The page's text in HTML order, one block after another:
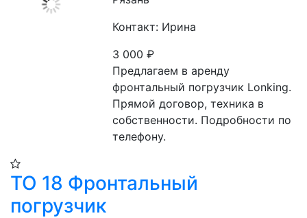
Контакт: Ирина
3 000₽
Предлагаем в аренду
фронтальный погрузчик Lonking.
Прямой договор, техника в
собственности. Подробности по
телефону.
ТО 18 Фронтальный
погрузчик